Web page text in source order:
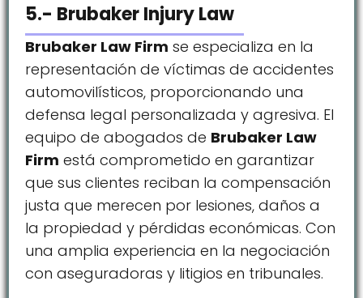
5.- Brubaker Injury Law
Brubaker Law Firm se especializa en la
representación de víctimas de accidentes
automovilísticos, proporcionando una
defensa legal personalizada y agresiva. El
equipo de abogados de Brubaker Law
Firm está comprometido en garantizar
que sus clientes reciban la compensación
justa que merecen por lesiones, daños a
la propiedad y pérdidas económicas. Con
una amplia experiencia en la negociación
con aseguradoras y litigios en tribunales.